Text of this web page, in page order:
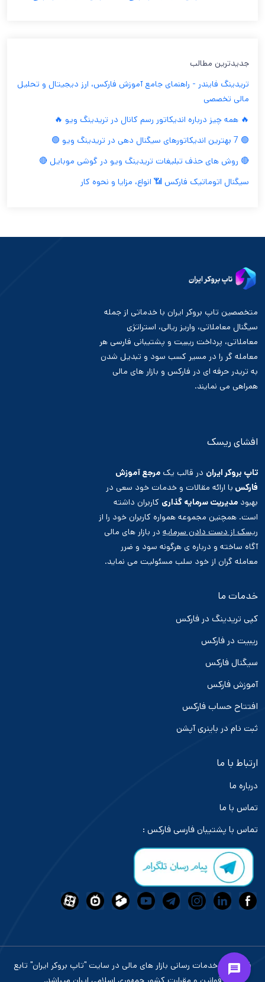
جدیدترین مطالب
تریدینگ فایندر - راهنمای جامع آموزش فارکس، ارز دیجیتال و تحلیل
مالی تخصصی
🔥 همه چیز درباره اندیکاتور رسم کانال در تریدینگ ویو 🔥
🟢 7 بهترین اندیکاتورهای سیگنال دهی در تریدینگ ویو 🟢
🔴 روش های حذف تبلیغات تریدینگ ویو در گوشی موبایل 🔴
سیگنال اتوماتیک فارکس 📶 انواع، مزایا و نحوه کار
متخصصین تاپ بروکر ایران با خدماتی از جمله
سیگنال معاملاتی، واریز ریالی، استراتژی
معاملاتی، پرداخت ریبیت و پشتیبانی فارسی هر
معامله گر را در مسیر کسب سود و تبدیل شدن
به تریدر حرفه ای در فارکس و بازار های مالی
همراهی می نمایند.
افشای ریسک
تاپ بروکر ایران در قالب یک مرجع آموزش
فارکس با ارائه مقالات و خدمات خود سعی در
بهبود مدیریت سرمایه گذاری کاربران داشته
است. همچنین مجموعه همواره کاربران خود را از
ریسک از دست دادن سرمایه در بازار های مالی
آگاه ساخته و درباره ی هرگونه سود و ضرر
معامله گران از خود سلب مسئولیت می نماید.
خدمات ما
کپی تریدینگ در فارکس
ریبیت در فارکس
سیگنال فارکس
آموزش فارکس
افتتاح حساب فارکس
ثبت نام در باینری آپشن
ارتباط با ما
درباره ما
تماس با ما
تماس با پشتیبان فارسی فارکس :
فعالیت و خدمات رسانی بازار های مالی در سایت "تاپ بروکر ایران" تابع